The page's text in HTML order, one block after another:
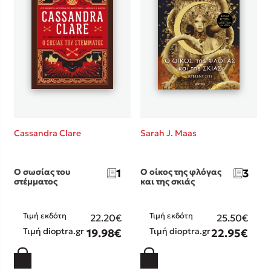
Προσεχείς εκδηλώσεις
Η Δανάη Δεληγεώργη στον Πύργο Κύμης
Ο Κώστας Κρομμύδας στο Παλαιοχώρι Καλαμπάκας
Ο Κώστας Κρομμύδας και η Μαρίνα Γιώτη στη Νικήτη
Χαλκιδικής
Ο Στέφανος Ξενάκης στη Χίο
Cassandra Clare
Ο σωσίας του
στέμματος
1
Τιμή εκδότη 22.20€
Τιμή dioptra.gr 19.98€
Sarah J. Maas
Ο οίκος της φλόγας
και της σκιάς
3
Τιμή εκδότη 25.50€
Τιμή dioptra.gr22.95€